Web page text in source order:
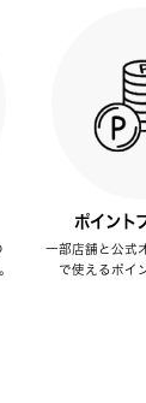
ポイント
一部店舗と公式
で使えるポイ